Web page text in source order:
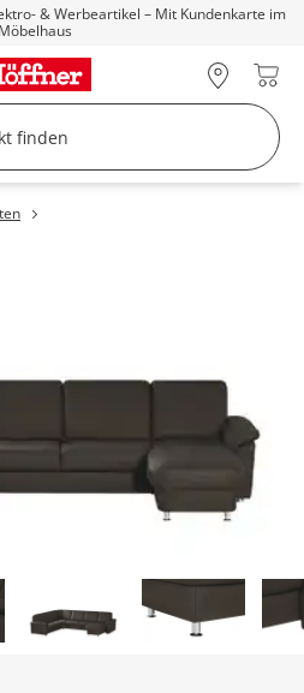
& Werbeartikel – Mit Kundenkarte im
Möbelhaus